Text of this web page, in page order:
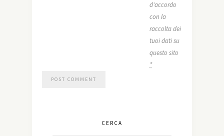
d'accordo
con la
raccolta dei
tuoi dati su
questo sito
*
CERCA